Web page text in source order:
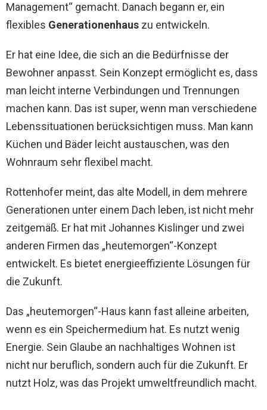
Management“ gemacht. Danach begann er, ein
flexibles Generationenhaus zu entwickeln.
Er hat eine Idee, die sich an die Bedürfnisse der
Bewohner anpasst. Sein Konzept ermöglicht es, dass
man leicht interne Verbindungen und Trennungen
machen kann. Das ist super, wenn man verschiedene
Lebenssituationen berücksichtigen muss. Man kann
Küchen und Bäder leicht austauschen, was den
Wohnraum sehr flexibel macht.
Rottenhofer meint, das alte Modell, in dem mehrere
Generationen unter einem Dach leben, ist nicht mehr
zeitgemäß. Er hat mit Johannes Kislinger und zwei
anderen Firmen das „heutemorgen“-Konzept
entwickelt. Es bietet energieeffiziente Lösungen für
die Zukunft.
Das „heutemorgen“-Haus kann fast alleine arbeiten,
wenn es ein Speichermedium hat. Es nutzt wenig
Energie. Sein Glaube an nachhaltiges Wohnen ist
nicht nur beruflich, sondern auch für die Zukunft. Er
nutzt Holz, was das Projekt umweltfreundlich macht.